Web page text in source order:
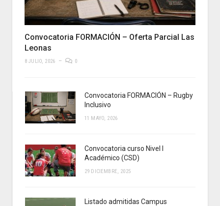
Convocatoria FORMACIÓN – Oferta Parcial Las
Leonas
8 JULIO, 2026 0
Convocatoria FORMACIÓN – Rugby
Inclusivo
11 MAYO, 2026
Convocatoria curso Nivel I
Académico (CSD)
29 DICIEMBRE, 2025
Listado admitidas Campus